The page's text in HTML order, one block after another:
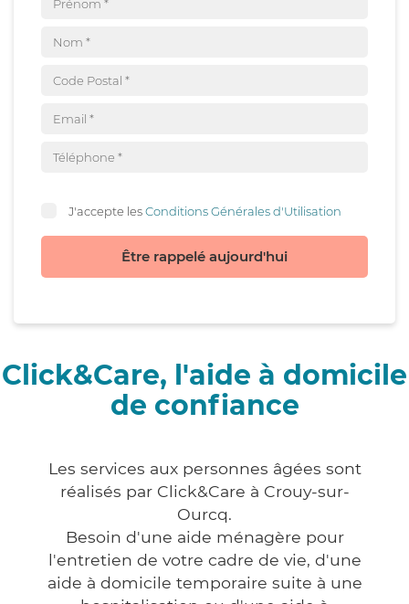
J'accepte lesConditions Générales d'Utilisation
Être rappelé aujourd'hui
Click&Care, l'aide à domicile
de confiance
Les services aux personnes âgées sont
réalisés par Click&Care à Crouy-sur-
Ourcq.
Besoin d'une aide ménagère pour
l'entretien de votre cadre de vie, d'une
aide à domicile temporaire suite à une